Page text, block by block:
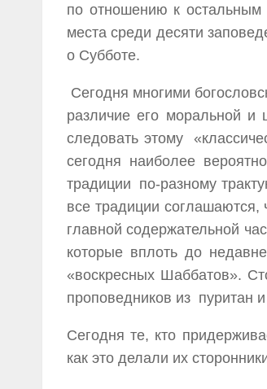
по отношению к остальным
места среди десяти
о Субботе.
Сегодня многими
различие его моральной и
следовать этому
сегодня наиболее
традиции по-разному
все традиции
главной содержательной
которые вплоть до
«воскресных Шаббатов».
проповедников из пуритан
Сегодня те, кто
как это делали их